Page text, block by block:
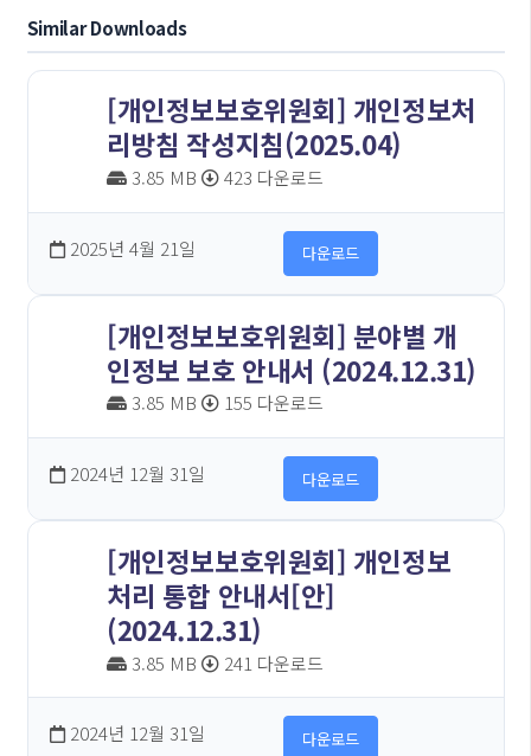
Similar Downloads
[개인정보보호위원회] 개인정보처
리방침 작성지침(2025.04)
3.85 MB 423 다운로드
2025년 4월 21일 다운로드
[개인정보보호위원회] 분야별 개
인정보 보호 안내서 (2024.12.31)
3.85 MB 155 다운로드
2024년 12월 31일 다운로드
[개인정보보호위원회] 개인정보
처리 통합 안내서[안]
(2024.12.31)
3.85 MB 241 다운로드
2024년 12월 31일 다운로드